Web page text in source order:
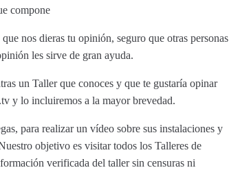
compone
nos dieras tu opinión, seguro que otras personas
les sirve de gran ayuda.
un Taller que conoces y que te gustaría opinar
y lo incluiremos a la mayor brevedad.
para realizar un vídeo sobre sus instalaciones y
objetivo es visitar todos los Talleres de
verificada del taller sin censuras ni